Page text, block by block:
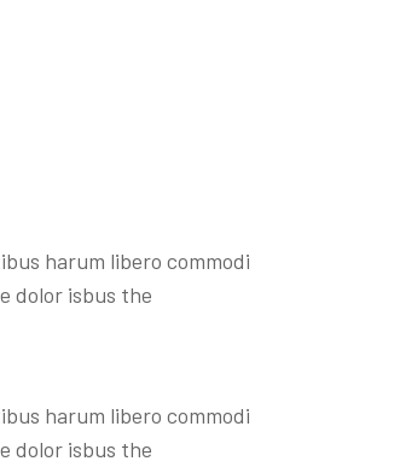
harum libero commodi
dolor isbus the
harum libero commodi
dolor isbus the